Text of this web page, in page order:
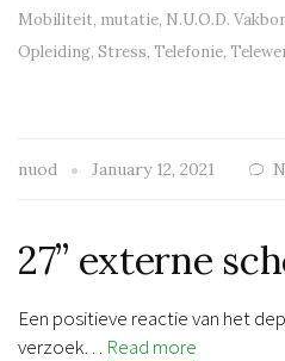
Mobiliteit, mutatie, N.U.O.D.
Opleiding, Stress, Telefonie,
nuod January 12, 2021
27” externe
Een positieve reactie van het
verzoek… Read more